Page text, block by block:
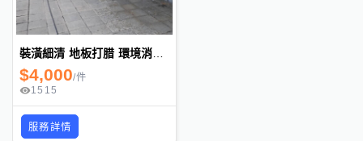
裝潢細清 地板打腊 環境消毒 石材美容 外牆清洗 地毯清洗
$4,000/件
1515
服務詳情